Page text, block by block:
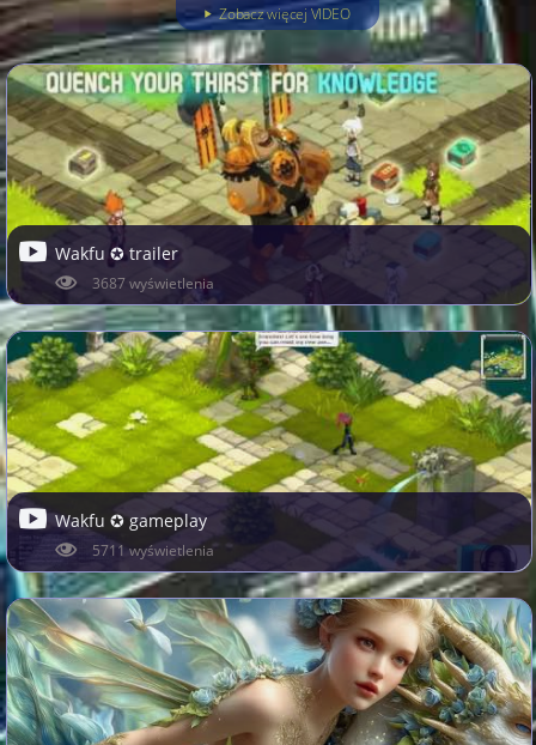
Zobacz więcej VIDEO
Wakfu ✪ trailer
3687 wyświetlenia
Wakfu ✪ gameplay
5711 wyświetlenia